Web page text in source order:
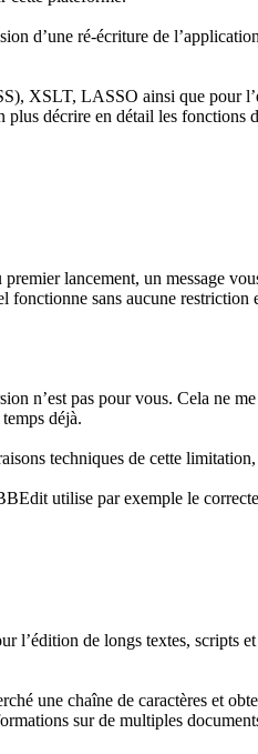
d’une ré-écriture de
XSLT, LASSO ainsi que pour
décrire en détail les
lancement, un message
sans aucune
n’est pas pour vous. Cela ne
déjà.
techniques de cette
utilise par exemple le
de longs textes, scripts
une chaîne de caractères et
sur de multiples